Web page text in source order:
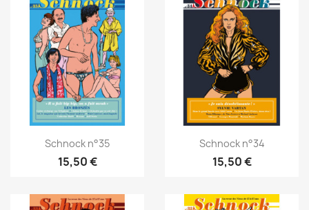
Schnock n°35
15,50 €
Schnock n°34
15,50 €